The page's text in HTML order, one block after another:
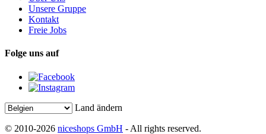
Unsere Gruppe
Kontakt
Freie Jobs
Folge uns auf
Land ändern
© 2010-2026 niceshops GmbH - All rights reserved.